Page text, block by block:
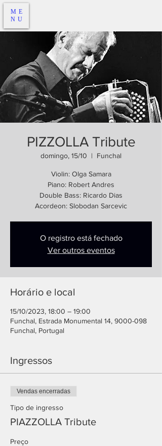
ME
NU
PIZZOLLA Tribute
domingo, 15/10
  |
Funchal
Violin: Olga Samara
Piano: Robert Andres
Double Bass: Ricardo Dias
Acordeon: Slobodan Sarcevic
O registro está fechado
Ver outros eventos
Horário e local
15/10/2023, 18:00 – 19:00
Funchal, Estrada Monumental 14, 9000-098
Funchal, Portugal
Ingressos
Vendas encerradas
Tipo de ingresso
PIAZZOLLA Tribute
Preço